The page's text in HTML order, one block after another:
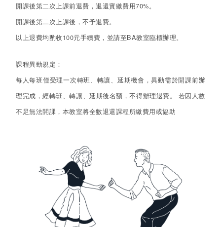
開課後第二次上課前退費，退還實繳費用70%。
開課後第二次上課後，不予退費。
以上退費均酌收100元手續費，並請至BA教室臨櫃辦理。
課程異動規定：
每人每班僅受理一次轉班、轉讓、延期機會，異動需於開課前辦
理完成，經轉班、轉讓、延期後名額，不得辦理退費。 若因人數
不足無法開課，本教室將全數退還課程所繳費用或協助